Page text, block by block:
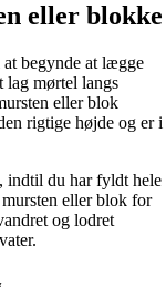
eller blokke
begynde at lægge
lag mørtel langs
eller blok
rigtige højde og er i
indtil du har fyldt hele
eller blok for
og lodret